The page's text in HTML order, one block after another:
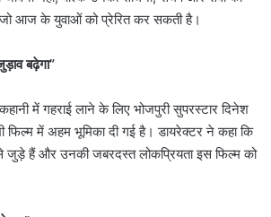
जो आज के युवाओं को प्रेरित कर सकती है।
बढ़ेगा”
में गहराई लाने के लिए भोजपुरी सुपरस्टार दिनेश
फिल्म में अहम भूमिका दी गई है। डायरेक्टर ने कहा कि
जुड़े हैं और उनकी जबरदस्त लोकप्रियता इस फिल्म को